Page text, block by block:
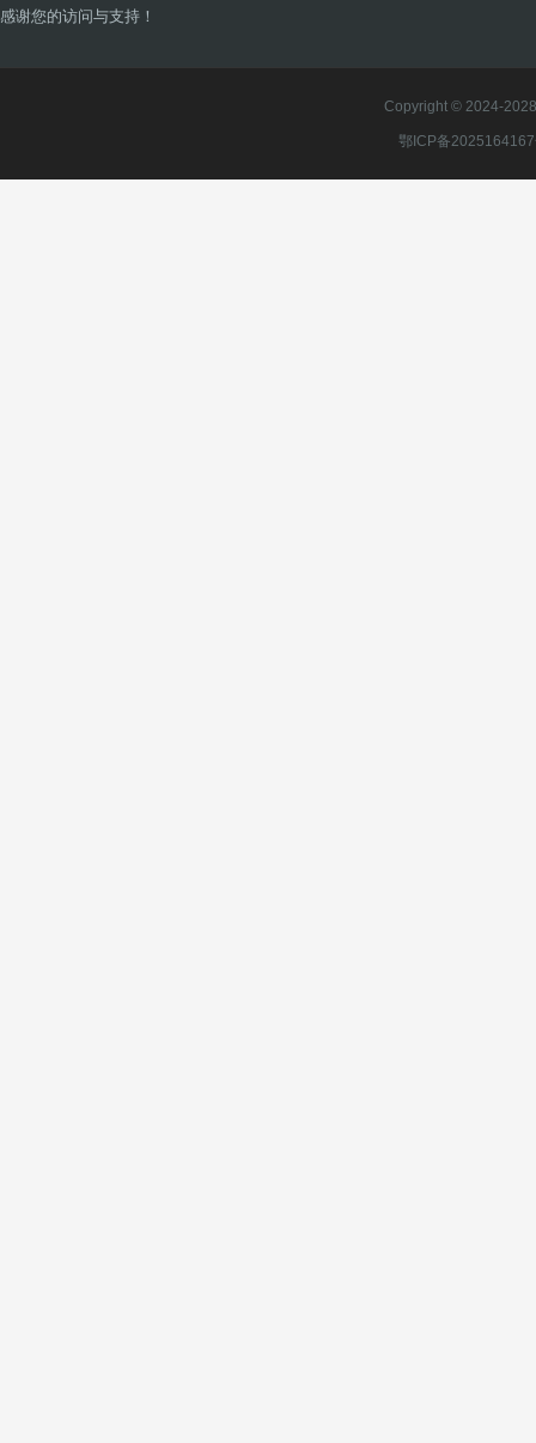
感谢您的访问与支持！
Copyright © 2024-
鄂ICP备